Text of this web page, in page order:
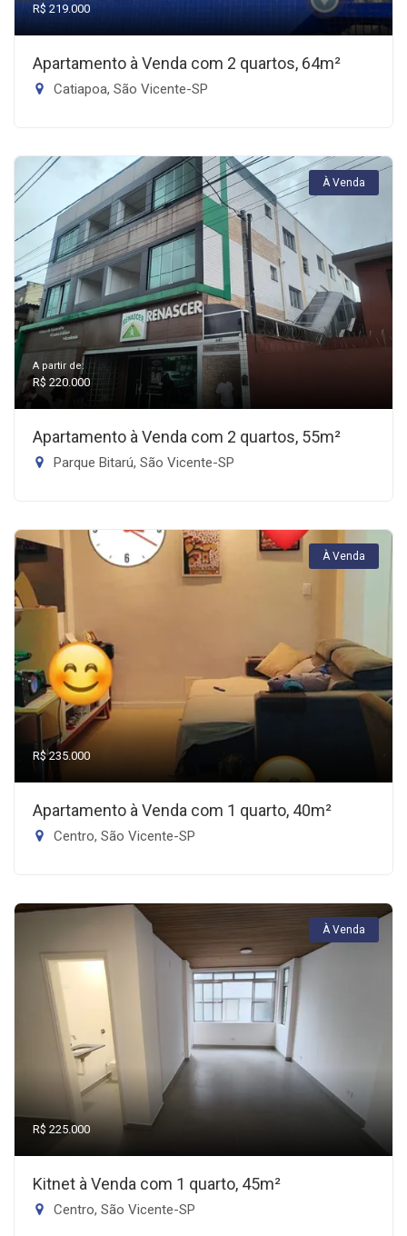
R$ 219.000
Apartamento à Venda com 2 quartos, 64m²
Catiapoa, São Vicente-SP
À Venda
A partir de:
R$ 220.000
Apartamento à Venda com 2 quartos, 55m²
Parque Bitarú, São Vicente-SP
À Venda
R$ 235.000
Apartamento à Venda com 1 quarto, 40m²
Centro, São Vicente-SP
À Venda
R$ 225.000
Kitnet à Venda com 1 quarto, 45m²
Centro, São Vicente-SP